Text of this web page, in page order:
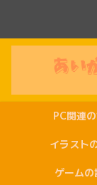
PC関連
イラスト
ゲームの